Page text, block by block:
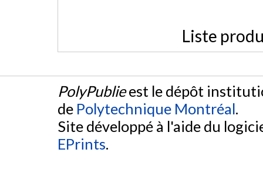
Liste
PolyPublieest le dépôt
de Polytechnique Montréal.
Site développé à l'aide du
EPrints.